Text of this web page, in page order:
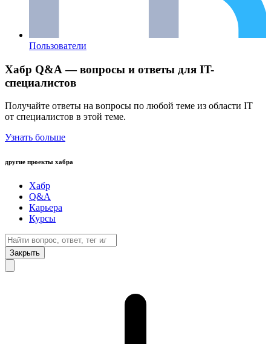
Пользователи
Хабр Q&A — вопросы и ответы для IT-
специалистов
Получайте ответы на вопросы по любой теме из области IT
от специалистов в этой теме.
Узнать больше
другие проекты хабра
Хабр
Q&A
Карьера
Курсы
Закрыть